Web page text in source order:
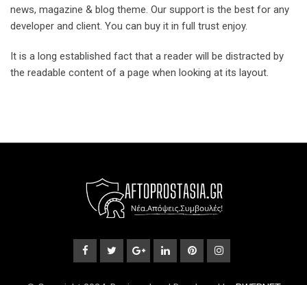
news, magazine & blog theme. Our support is the best for any
developer and client. You can buy it in full trust enjoy.
It is a long established fact that a reader will be distracted by
the readable content of a page when looking at its layout.